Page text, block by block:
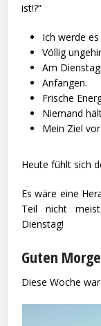
ist!?”
Ich werde
Völlig
Am
Anfangen.
Frische
Niemand
Mein Ziel
Heute fühlt sich
Es wäre eine
Teil nicht
Dienstag!
Guten
Diese Woche